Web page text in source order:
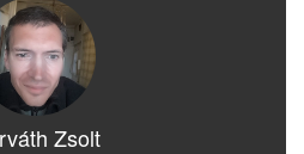
Zsolt